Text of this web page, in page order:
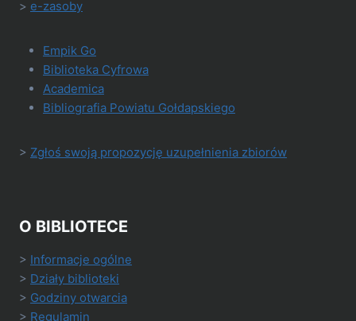
> e-zasoby
Empik Go
Biblioteka Cyfrowa
Academica
Bibliografia Powiatu Gołdapskiego
> Zgłoś swoją propozycję uzupełnienia zbiorów
O BIBLIOTECE
> Informacje ogólne
> Działy biblioteki
> Godziny otwarcia
> Regulamin